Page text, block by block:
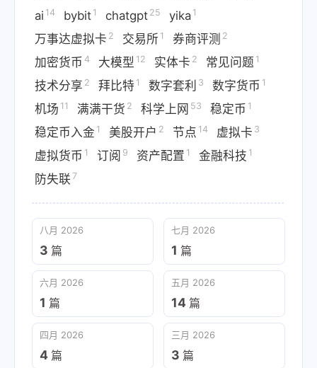
ai 14 bybit 1 chatgpt 25 yika 1
万事达虚拟卡 2 交易所 1 券商评测 2
加密货币 4 大模型 12 实体卡 2 常见问题 1
技术分享 2 拜比特 1 数字套利 3 数字货币 1
机场 11 满满干货 2 科学上网 53 稳定币 1
稳定币入金 1 美股开户 2 节点 14 虚拟卡 3
虚拟货币 1 订阅 9 资产配置 1 金融科技 1
防失联 7
八月 2026
3 篇
七月 2026
1 篇
六月 2026
1 篇
五月 2026
14 篇
四月 2026
4 篇
三月 2026
3 篇